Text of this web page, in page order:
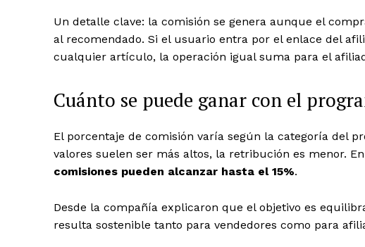
Un detalle clave: la comisión se genera aunque el
al recomendado. Si el usuario entra por el enlace del
cualquier artículo, la operación igual suma para el
Cuánto se puede ganar con el
El porcentaje de comisión varía según la categoría del
valores suelen ser más altos, la retribución es menor.
comisiones pueden alcanzar hasta el 15%.
Desde la compañía explicaron que el objetivo es
resulta sostenible tanto para vendedores como para